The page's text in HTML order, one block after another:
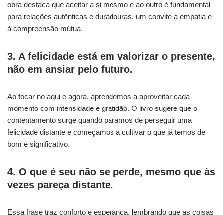
obra destaca que aceitar a si mesmo e ao outro é fundamental
para relações autênticas e duradouras, um convite à empatia e
à compreensão mútua.
3. A felicidade está em valorizar o presente,
não em ansiar pelo futuro.
Ao focar no aqui e agora, aprendemos a aproveitar cada
momento com intensidade e gratidão. O livro sugere que o
contentamento surge quando paramos de perseguir uma
felicidade distante e começamos a cultivar o que já temos de
bom e significativo.
4. O que é seu não se perde, mesmo que às
vezes pareça distante.
Essa frase traz conforto e esperança, lembrando que as coisas